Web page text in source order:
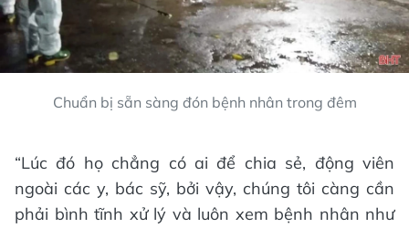
Chuẩn bị sẵn sàng đón bệnh nhân trong đêm
“Lúc đó họ chẳng có ai để chia sẻ, động viên
ngoài các y, bác sỹ, bởi vậy, chúng tôi càng cần
phải bình tĩnh xử lý và luôn xem bệnh nhân như